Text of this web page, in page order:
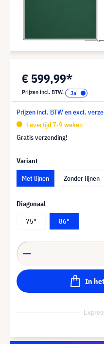
€ 599,99*
Prijzen incl. BTW.
Prijzen incl. BTW en excl.
Levertijd 7-9 weken
Gratis verzending!
Variant
Met lijnen
Zonder lijnen
Diagonaal
75"
86"
In